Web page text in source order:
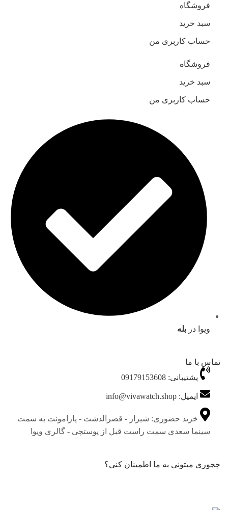
فروشگاه
سبد خرید
حساب کاربری من
فروشگاه
سبد خرید
حساب کاربری من
ویوا در بله
تماس با ما
پشتیبانی: 09179153608
ایمیل: info@vivawatch.shop
خرید حضوری: شیراز - قصرالدشت - پارامونت به سمت
سینما سعدی سمت راست قبل از پوستچی - گالری ویوا
چجوری میتونی به ما اطمینان کنی؟